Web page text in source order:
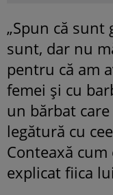
„Spun că sunt
sunt, dar nu
pentru că am
femei și cu
un bărbat
legătură cu
Conteaxă cum
explicat fiica